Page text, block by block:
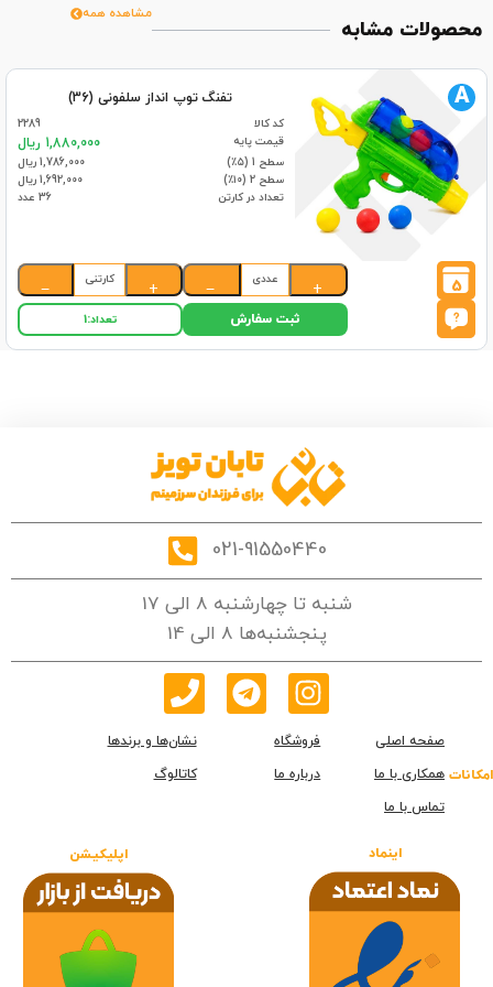
محصولات مشابه
مشاهده همه
تفنگ توپ انداز سلفونی (36)
کد کالا
2289
قیمت پایه
1,880,000 ریال
سطح 1 (۵٪)
1,786,000 ریال
سطح 2 (۱۰٪)
1,692,000 ریال
تعداد در کارتن
36 عدد
5
A
+
عددی
−
+
کارتنی
−
ثبت سفارش تعداد:1
021-91550440
شنبه تا چهارشنبه 8 الی 17
پنجشنبه‌ها 8 الی 14
امکانات
صفحه اصلی فروشگاه
نشان‌ها و برندها
همکاری با ما
درباره ما
کاتالوگ
تماس با ما
اینماد اپلیکیشن